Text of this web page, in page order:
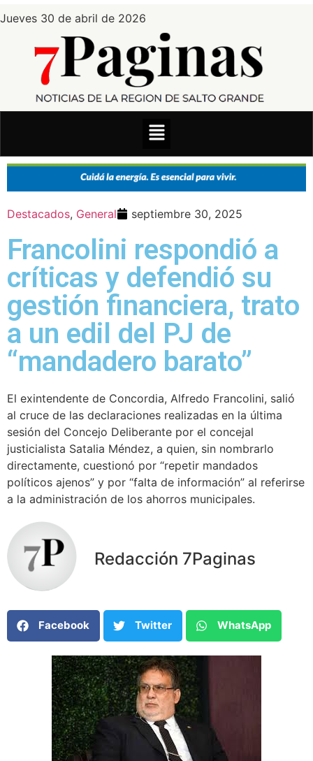
Jueves 30 de abril de 2026
Destacados, General septiembre 30, 2025
Francolini respondió a
críticas y defendió su
gestión financiera, trato
a un edil del PJ de
“mandadero barato”
El exintendente de Concordia, Alfredo Francolini, salió
al cruce de las declaraciones realizadas en la última
sesión del Concejo Deliberante por el concejal
justicialista Satalia Méndez, a quien, sin nombrarlo
directamente, cuestionó por “repetir mandados
políticos ajenos” y por “falta de información” al referirse
a la administración de los ahorros municipales.
Redacción 7Paginas
Facebook Twitter WhatsApp